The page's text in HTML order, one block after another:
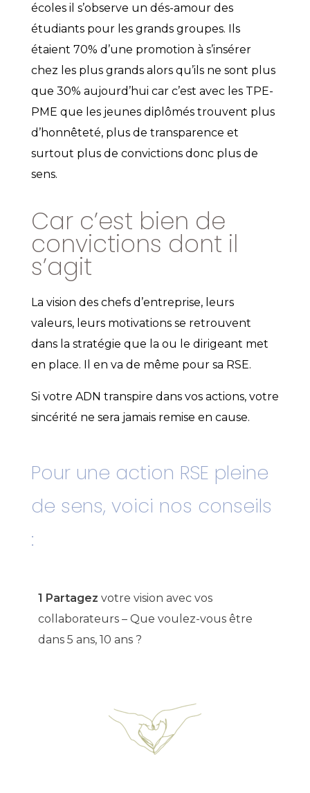
écoles il s’observe un dés-amour des
étudiants pour les grands groupes. Ils
étaient 70% d’une promotion à s’insérer
chez les plus grands alors qu’ils ne sont plus
que 30% aujourd’hui car c’est avec les TPE-
PME que les jeunes diplômés trouvent plus
d’honnêteté, plus de transparence et
surtout plus de convictions donc plus de
sens.
Car c’est bien de
convictions dont il
s’agit
La vision des chefs d’entreprise, leurs
valeurs, leurs motivations se retrouvent
dans la stratégie que la ou le dirigeant met
en place. Il en va de même pour sa RSE.
Si votre ADN transpire dans vos actions, votre
sincérité ne sera jamais remise en cause.
Pour une action RSE pleine
de sens, voici nos conseils
:
1 Partagez votre vision avec vos
collaborateurs – Que voulez-vous être
dans 5 ans, 10 ans ?